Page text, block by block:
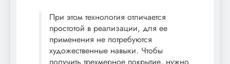
При этом технология отличается
простотой в реализации, для ее
применения не потребуются
художественные навыки. Чтобы
получить трехмерное покрытие, нужно